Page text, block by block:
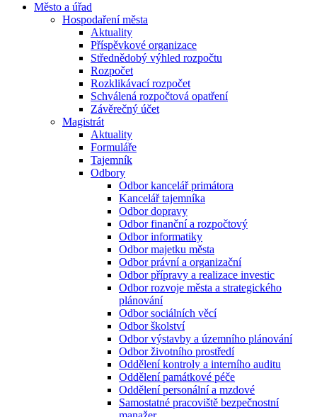
Město a úřad
Hospodaření města
Aktuality
Příspěvkové organizace
Střednědobý výhled rozpočtu
Rozpočet
Rozklikávací rozpočet
Schválená rozpočtová opatření
Závěrečný účet
Magistrát
Aktuality
Formuláře
Tajemník
Odbory
Odbor kancelář primátora
Kancelář tajemníka
Odbor dopravy
Odbor finanční a rozpočtový
Odbor informatiky
Odbor majetku města
Odbor právní a organizační
Odbor přípravy a realizace investic
Odbor rozvoje města a strategického
plánování
Odbor sociálních věcí
Odbor školství
Odbor výstavby a územního plánování
Odbor životního prostředí
Oddělení kontroly a interního auditu
Oddělení památkové péče
Oddělení personální a mzdové
Samostatné pracoviště bezpečnostní